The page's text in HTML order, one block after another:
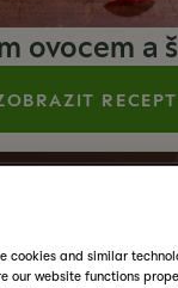
ovocem a
RECEPT
cookies and similar
our website functions